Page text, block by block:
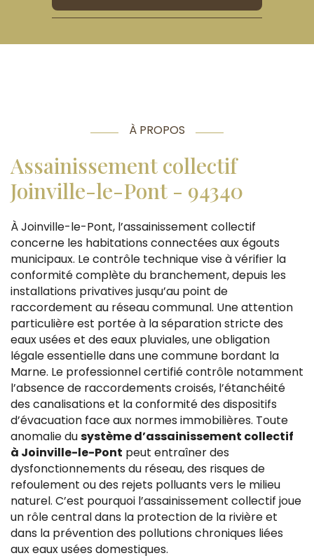
À PROPOS
Assainissement collectif
Joinville-le-Pont - 94340
À Joinville-le-Pont, l’assainissement collectif
concerne les habitations connectées aux égouts
municipaux. Le contrôle technique vise à vérifier la
conformité complète du branchement, depuis les
installations privatives jusqu’au point de
raccordement au réseau communal. Une attention
particulière est portée à la séparation stricte des
eaux usées et des eaux pluviales, une obligation
légale essentielle dans une commune bordant la
Marne. Le professionnel certifié contrôle notamment
l’absence de raccordements croisés, l’étanchéité
des canalisations et la conformité des dispositifs
d’évacuation face aux normes immobilières. Toute
anomalie dusystème d’assainissement collectif
à Joinville-le-Pont peut entraîner des
dysfonctionnements du réseau, des risques de
refoulement ou des rejets polluants vers le milieu
naturel. C’est pourquoi l’assainissement collectif joue
un rôle central dans la protection de la rivière et
dans la prévention des pollutions chroniques liées
aux eaux usées domestiques.